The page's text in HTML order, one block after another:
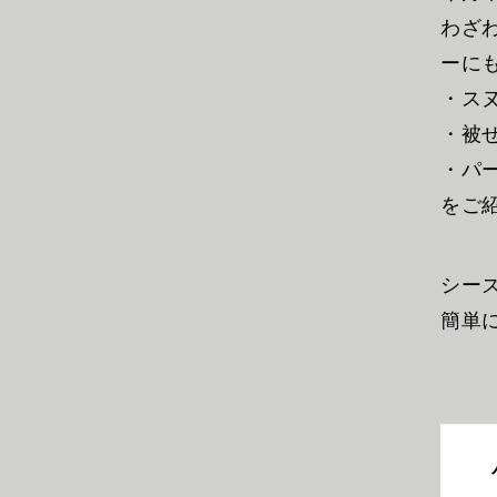
わざ
ーに
・ス
・被
・パ
をご
シー
簡単